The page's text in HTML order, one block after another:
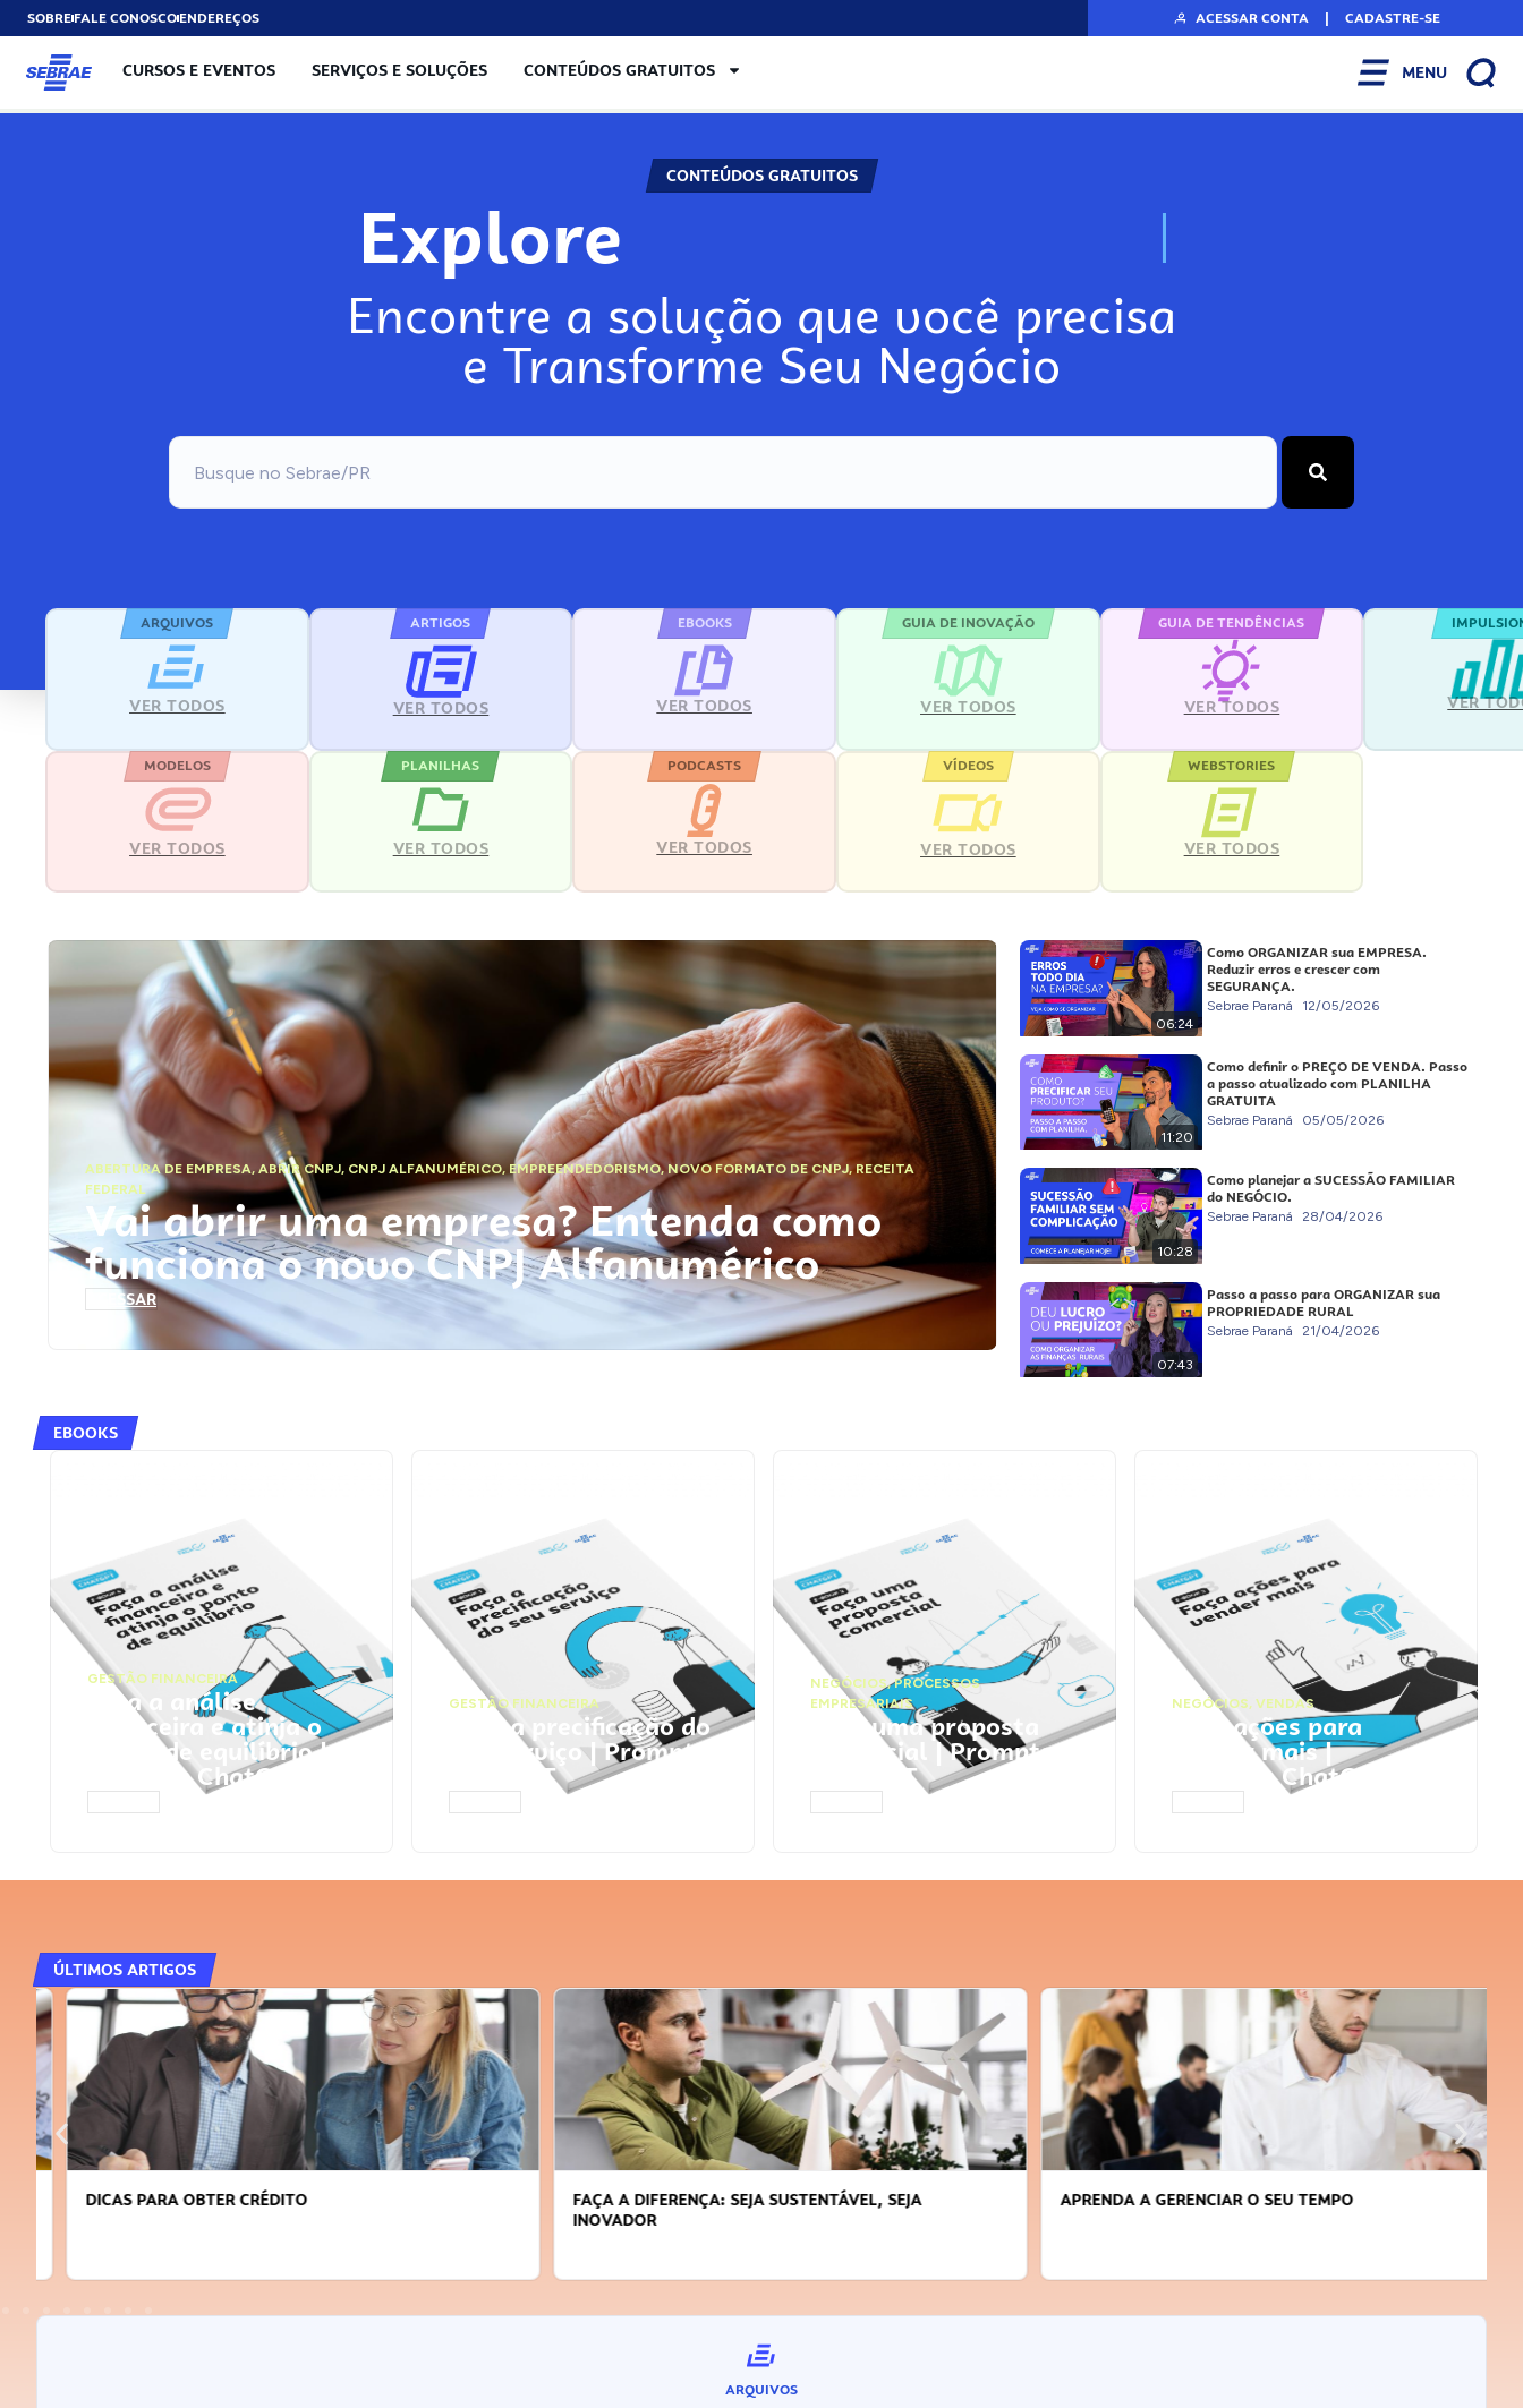
SOBREFALE CONOSCOENDEREÇOS ACESSAR CONTA | CADASTRE-SE
CURSOS E EVENTOS SERVIÇOS E SOLUÇÕES CONTEÚDOS GRATUITOS MENU
CONTEÚDOS GRATUITOS
Explore N
Encontre a solução que você precisa
e Transforme Seu Negócio
ARQUIVOS
VER TODOS
ARTIGOS
VER TODOS
EBOOKS
VER TODOS
GUIA DE INOVAÇÃO
VER TODOS
GUIA DE TENDÊNCIAS
VER TODOS VER
MODELOS
VER TODOS
PLANILHAS
VER TODOS
PODCASTS
VER TODOS
VÍDEOS
VER TODOS
WEBSTORIES
VER TODOS
ABERTURA DE EMPRESA,ABRIR CNPJ, CNPJ ALFANUMÉRICO, EMPREENDEDORISMO,NOVO FORMATO DE CNPJ,RECEITA
FEDERAL
Vai abrir uma empresa? Entenda como
funciona o novo CNPJ Alfanumérico
ACESSAR
06:24
Como ORGANIZAR sua EMPRESA.
Reduzir erros e crescer com
SEGURANÇA.
Sebrae Paraná 12/05/2026
11:20
Como definir o PREÇO DE VENDA. Passo
a passo atualizado com PLANILHA
GRATUITA
Sebrae Paraná 05/05/2026
10:28
Como planejar a SUCESSÃO FAMILIAR
do NEGÓCIO.
Sebrae Paraná 28/04/2026
07:43
Passo a passo para ORGANIZAR sua
PROPRIEDADE RURAL
Sebrae Paraná 21/04/2026
EBOOKS
GESTÃO FINANCEIRA
Faça a análise
financeira e atinja o
ponto de equilíbrio |
Prompts ChatGPT
GESTÃO FINANCEIRA
Faça a precificação do
seu serviço | Prompts
ChatGPT
NEGÓCIOS,PROCESSOS
EMPRESARIAIS
Faça uma proposta
comercial | Prompts
ChatGPT
NEGÓCIOS, VENDAS
Faça ações para
vender mais |
Prompts ChatGPT
ÚLTIMOS ARTIGOS
DICAS PARA OBTER CRÉDITO
FAÇA A DIFERENÇA: SEJA SUSTENTÁVEL, SEJA
INOVADOR
APRENDA A GERENCIAR O SEU TEMPO
ARQUIVOS